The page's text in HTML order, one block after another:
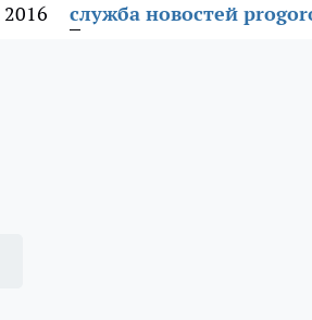
2016 служба новостей